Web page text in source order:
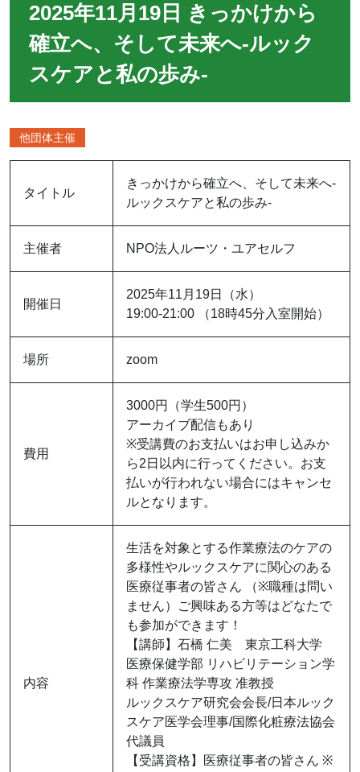
2025年11月19日 きっかけから
確立へ、そして未来へ-ルック
スケアと私の歩み-
他団体主催
タイトル
きっかけから確立へ、そして未来へ-
ルックスケアと私の歩み-
主催者 NPO法人ルーツ・ユアセルフ
開催日
2025年11月19日（水）
19:00-21:00 （18時45分入室開始）
場所 zoom
費用
3000円（学生500円）
アーカイブ配信もあり
※受講費のお支払いはお申し込みか
ら2日以内に行ってください。お支
払いが行われない場合にはキャンセ
ルとなります。
内容
生活を対象とする作業療法のケアの
多様性やルックスケアに関心のある
医療従事者の皆さん （※職種は問い
ません）ご興味ある方等はどなたで
も参加ができます！
【講師】石橋 仁美 東京工科大学
医療保健学部 リハビリテーション学
科 作業療法学専攻 准教授
ルックスケア研究会会長/日本ルック
スケア医学会理事/国際化粧療法協会
代議員
【受講資格】医療従事者の皆さん ※